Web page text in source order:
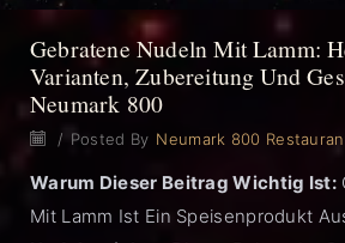
Gebratene Nudeln Mit Lamm:
Varianten, Zubereitung Und
Neumark 800
/ Posted By Neumark 800
Warum Dieser Beitrag Wichtig Ist:
Mit Lamm Ist Ein Speisenprodukt